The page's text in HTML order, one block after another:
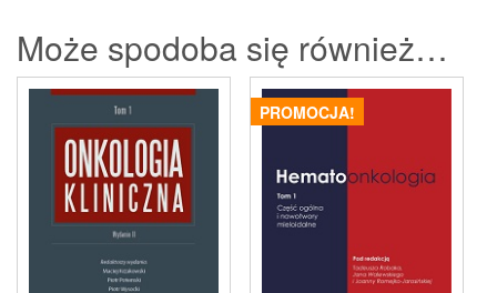
Może spodoba się również…
PROMOCJA!